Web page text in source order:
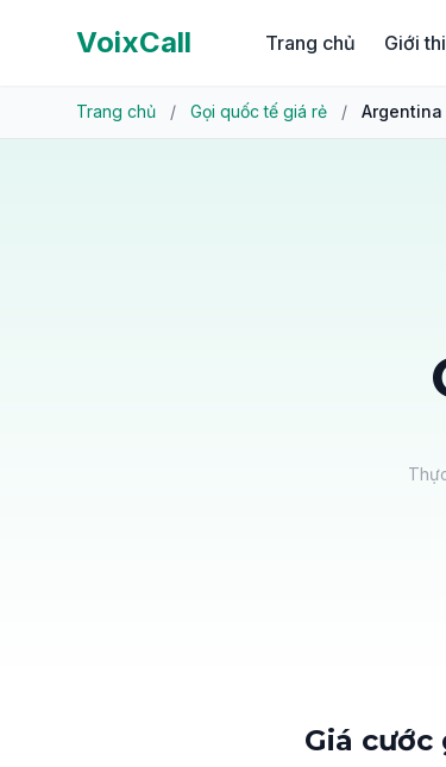
VoixCall Trang chủ Giới
Trang chủ / Gọi quốc tế giá rẻ / Argentina
Giá